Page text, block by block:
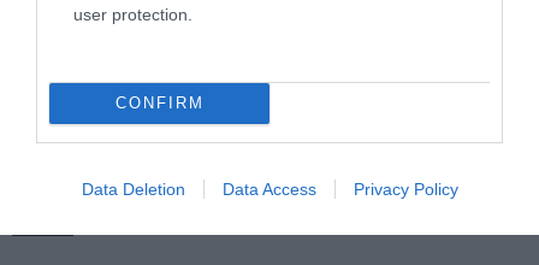
user protection.
CONFIRM
Data Deletion Data Access Privacy Policy
23